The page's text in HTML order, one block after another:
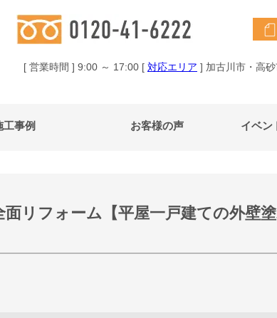
[ 営業時間 ] 9:00 ～ 17:00 [ 対応エリア ] 加古川市・高
工事例 お客様の声 イベン
リフォーム【平屋一戸建ての外壁